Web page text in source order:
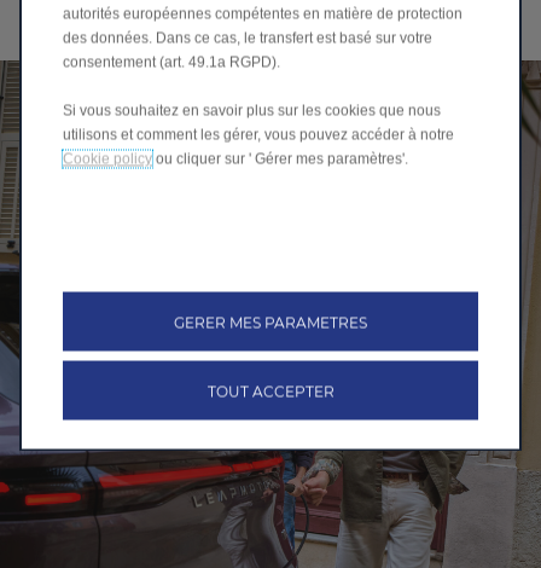
Découvrez les accessoires T03>
autorités européennes compétentes en matière de protection
des données. Dans ce cas, le transfert est basé sur votre
consentement (art. 49.1a RGPD).
Si vous souhaitez en savoir plus sur les cookies que nous
utilisons et comment les gérer, vous pouvez accéder à notre
Cookie policy ou cliquer sur ' Gérer mes paramètres'.
GERER MES PARAMETRES
TOUT ACCEPTER